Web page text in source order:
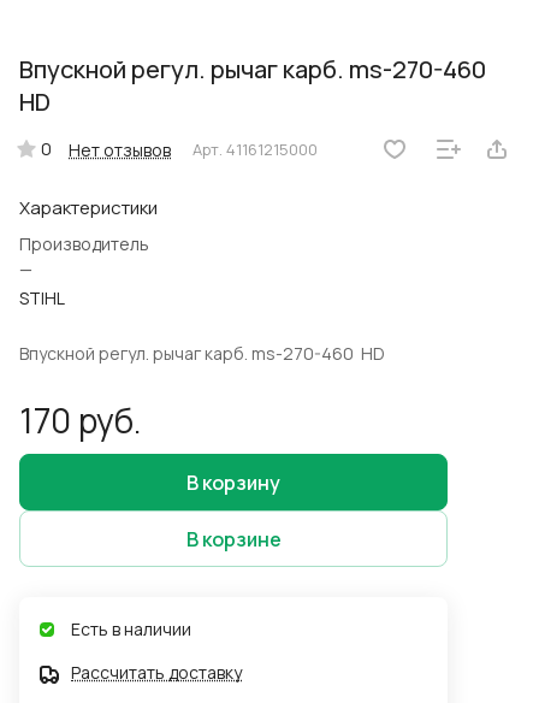
Впускной регул. рычаг карб. ms-270-460
HD
0 Нет отзывов Арт. 41161215000
Характеристики
Производитель
—
STIHL
Впускной регул. рычаг карб. ms-270-460 HD
170 руб.
В корзину
В корзине
Есть в наличии
Рассчитать доставку